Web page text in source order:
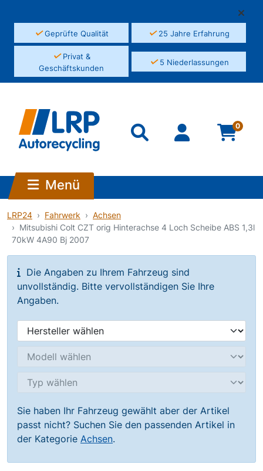
✓Geprüfte Qualität ✓25 Jahre Erfahrung
✓Privat &
Geschäftskunden
✓5 Niederlassungen
0
Menü
LRP24 Fahrwerk
Achsen
Mitsubishi Colt CZT orig Hinterachse 4 Loch Scheibe ABS 1,3l
70kW 4A90 Bj 2007
Die Angaben zu Ihrem Fahrzeug sind
unvollständig. Bitte vervollständigen Sie Ihre
Angaben.
Sie haben Ihr Fahrzeug gewählt aber der Artikel
passt nicht? Suchen Sie den passenden Artikel in
der Kategorie Achsen.